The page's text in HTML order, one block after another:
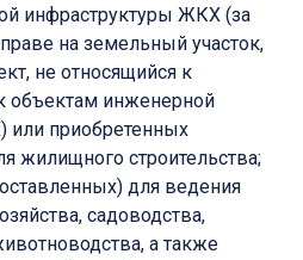
инфраструктуры ЖКХ (за
на земельный участок,
не относящийся к
инженерной
или приобретенных
жилищного строительства;
для ведения
садоводства,
а также